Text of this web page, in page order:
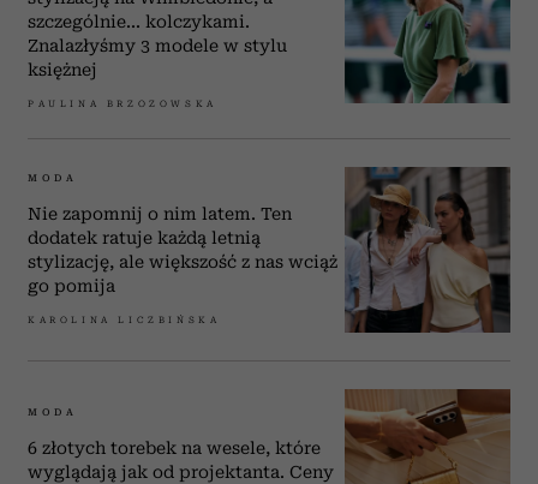
szczególnie... kolczykami.
Znalazłyśmy 3 modele w stylu
księżnej
PAULINA BRZOZOWSKA
MODA
Nie zapomnij o nim latem. Ten
dodatek ratuje każdą letnią
stylizację, ale większość z nas wciąż
go pomija
KAROLINA LICZBIŃSKA
MODA
6 złotych torebek na wesele, które
wyglądają jak od projektanta. Ceny